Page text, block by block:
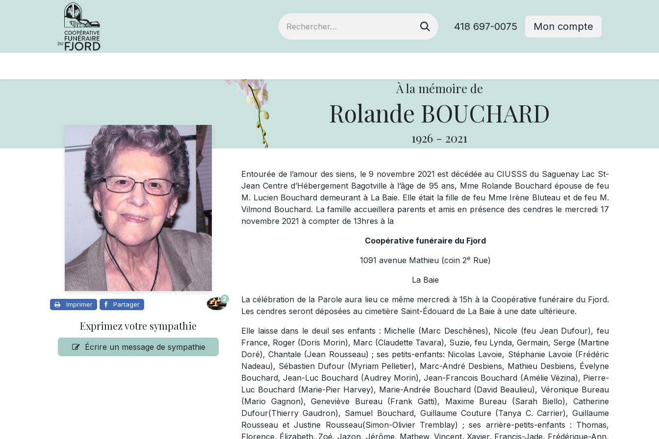
418 697-0075 Mon compte
À la mémoire de
Rolande BOUCHARD
1926 - 2021
Imprimer Partager
2
Exprimez votre sympathie
Écrire un message de sympathie
Entourée de l’amour des siens, le 9 novembre 2021 est décédée au CIUSSS du Saguenay Lac St-
Jean Centre d’Hébergement Bagotville à l’âge de 95 ans, Mme Rolande Bouchard épouse de feu
M. Lucien Bouchard demeurant à La Baie. Elle était la fille de feu Mme Irène Bluteau et de feu M.
Vilmond Bouchard. La famille accueillera parents et amis en présence des cendres le mercredi 17
novembre 2021 à compter de 13hres à la
Coopérative funéraire du Fjord
1091 avenue Mathieu (coin 2e Rue)
La Baie
La célébration de la Parole aura lieu ce même mercredi à 15h à la Coopérative funéraire du Fjord.
Les cendres seront déposées au cimetière Saint-Édouard de La Baie à une date ultérieure.
Elle laisse dans le deuil ses enfants : Michelle (Marc Deschênes), Nicole (feu Jean Dufour), feu
France, Roger (Doris Morin), Marc (Claudette Tavara), Suzie, feu Lynda, Germain, Serge (Martine
Doré), Chantale (Jean Rousseau) ; ses petits-enfants: Nicolas Lavoie, Stéphanie Lavoie (Frédéric
Nadeau), Sébastien Dufour (Myriam Pelletier), Marc-André Desbiens, Mathieu Desbiens, Évelyne
Bouchard, Jean-Luc Bouchard (Audrey Morin), Jean-Francois Bouchard (Amélie Vézina), Pierre-
Luc Bouchard (Marie-Pier Harvey), Marie-Andrée Bouchard (David Beaulieu), Véronique Bureau
(Mario Gagnon), Geneviève Bureau (Frank Gatti), Maxime Bureau (Sarah Biello), Catherine
Dufour(Thierry Gaudron), Samuel Bouchard, Guillaume Couture (Tanya C. Carrier), Guillaume
Rousseau et Justine Rousseau(Simon-Olivier Tremblay) ; ses arrière-petits-enfants : Thomas,
Florence, Élizabeth, Zoé, Jazon, Jérôme, Mathew, Vincent, Xavier, Francis-Jade, Frédérique-Ann,